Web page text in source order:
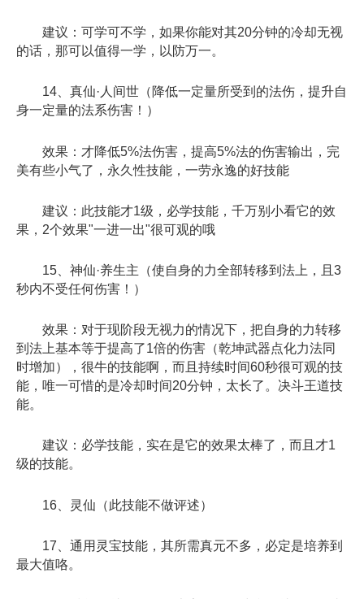
建议：可学可不学，如果你能对其20分钟的冷却无视
的话，那可以值得一学，以防万一。
14、真仙·人间世（降低一定量所受到的法伤，提升自
身一定量的法系伤害！）
效果：才降低5%法伤害，提高5%法的伤害输出，完
美有些小气了，永久性技能，一劳永逸的好技能
建议：此技能才1级，必学技能，千万别小看它的效
果，2个效果"一进一出"很可观的哦
15、神仙·养生主（使自身的力全部转移到法上，且3
秒内不受任何伤害！）
效果：对于现阶段无视力的情况下，把自身的力转移
到法上基本等于提高了1倍的伤害（乾坤武器点化力法同
时增加），很牛的技能啊，而且持续时间60秒很可观的技
能，唯一可惜的是冷却时间20分钟，太长了。决斗王道技
能。
建议：必学技能，实在是它的效果太棒了，而且才1
级的技能。
16、灵仙（此技能不做评述）
17、通用灵宝技能，其所需真元不多，必定是培养到
最大值咯。